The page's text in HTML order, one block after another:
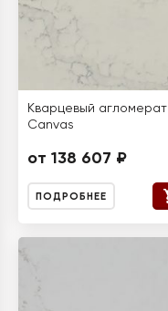
Кварцевый агломерат
Canvas
от 138 607 ₽
ПОДРОБНЕЕ